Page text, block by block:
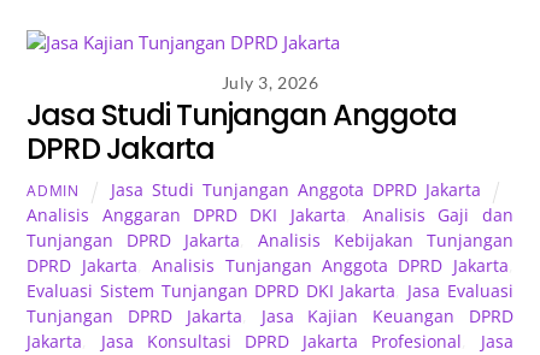
July 3, 2026
Jasa Studi Tunjangan Anggota
DPRD Jakarta
ADMIN
Jasa Studi Tunjangan Anggota DPRD Jakarta
Analisis Anggaran DPRD DKI Jakarta
Analisis Gaji dan
Tunjangan DPRD Jakarta
Analisis Kebijakan Tunjangan
DPRD Jakarta ,Analisis Tunjangan Anggota DPRD Jakarta
Evaluasi Sistem Tunjangan DPRD DKI Jakarta
Jasa Evaluasi
Tunjangan DPRD Jakarta
Jasa Kajian Keuangan DPRD
Jakarta
Jasa Konsultasi DPRD Jakarta Profesional
Jasa